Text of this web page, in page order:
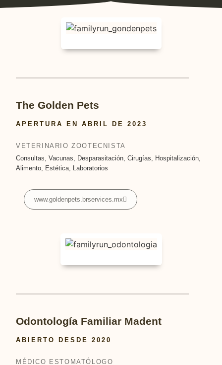
The Golden Pets
APERTURA EN ABRIL DE 2023
VETERINARIO ZOOTECNISTA
Consultas, Vacunas, Desparasitación, Cirugías, Hospitalización,
Alimento, Estética, Laboratorios
www.goldenpets.brservices.mx
Odontología Familiar Madent
ABIERTO DESDE 2020
MÉDICO ESTOMATÓLOGO